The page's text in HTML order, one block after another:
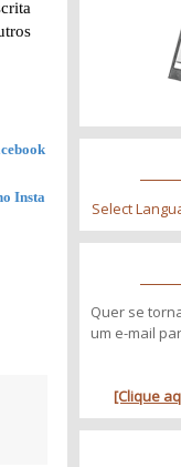
Insta
Select
Quer se
um e-mail
[Clique